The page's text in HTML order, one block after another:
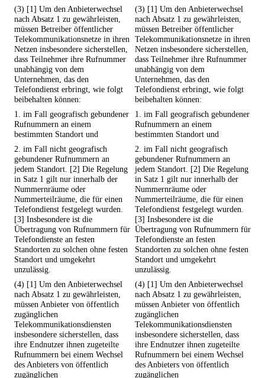
(3) [1] Um den Anbieterwechsel
nach Absatz 1 zu gewährleisten,
müssen Betreiber öffentlicher
Telekommunikationsnetze in ihren
Netzen insbesondere sicherstellen,
dass Teilnehmer ihre Rufnummer
unabhängig von dem
Unternehmen, das den
Telefondienst erbringt, wie folgt
beibehalten können:
(3) [1] Um den Anbieterwechsel
nach Absatz 1 zu gewährleisten,
müssen Betreiber öffentlicher
Telekommunikationsnetze in ihren
Netzen insbesondere sicherstellen,
dass Teilnehmer ihre Rufnummer
unabhängig von dem
Unternehmen, das den
Telefondienst erbringt, wie folgt
beibehalten können:
1. im Fall geografisch gebundener
Rufnummern an einem
bestimmten Standort und
1. im Fall geografisch gebundener
Rufnummern an einem
bestimmten Standort und
2. im Fall nicht geografisch
gebundener Rufnummern an
jedem Standort. [2] Die Regelung
in Satz 1 gilt nur innerhalb der
Nummernräume oder
Nummerteilräume, die für einen
Telefondienst festgelegt wurden.
[3] Insbesondere ist die
Übertragung von Rufnummern für
Telefondienste an festen
Standorten zu solchen ohne festen
Standort und umgekehrt
unzulässig.
2. im Fall nicht geografisch
gebundener Rufnummern an
jedem Standort. [2] Die Regelung
in Satz 1 gilt nur innerhalb der
Nummernräume oder
Nummerteilräume, die für einen
Telefondienst festgelegt wurden.
[3] Insbesondere ist die
Übertragung von Rufnummern für
Telefondienste an festen
Standorten zu solchen ohne festen
Standort und umgekehrt
unzulässig.
(4) [1] Um den Anbieterwechsel
nach Absatz 1 zu gewährleisten,
müssen Anbieter von öffentlich
zugänglichen
Telekommunikationsdiensten
insbesondere sicherstellen, dass
ihre Endnutzer ihnen zugeteilte
Rufnummern bei einem Wechsel
des Anbieters von öffentlich
zugänglichen
(4) [1] Um den Anbieterwechsel
nach Absatz 1 zu gewährleisten,
müssen Anbieter von öffentlich
zugänglichen
Telekommunikationsdiensten
insbesondere sicherstellen, dass
ihre Endnutzer ihnen zugeteilte
Rufnummern bei einem Wechsel
des Anbieters von öffentlich
zugänglichen